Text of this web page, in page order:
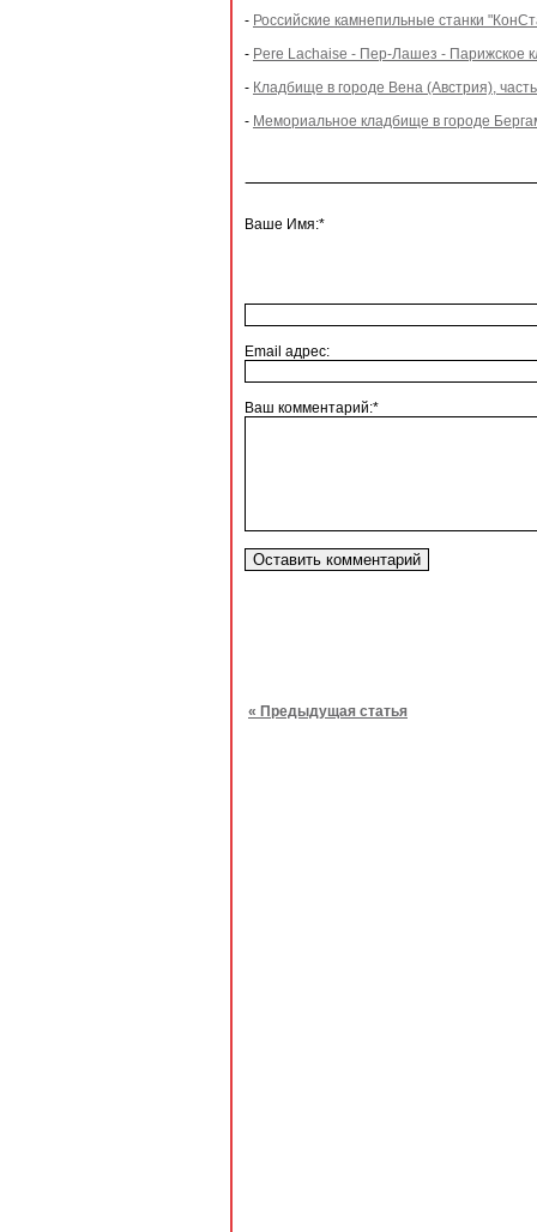
- Российские камнепильные станки
- Pere Lachaise - Пер-Лашез - Парижское
- Кладбище в городе Вена (Австрия),
- Мемориальное кладбище в городе
Ваше Имя:*
Email адрес:
Ваш комментарий:*
« Предыдущая статья